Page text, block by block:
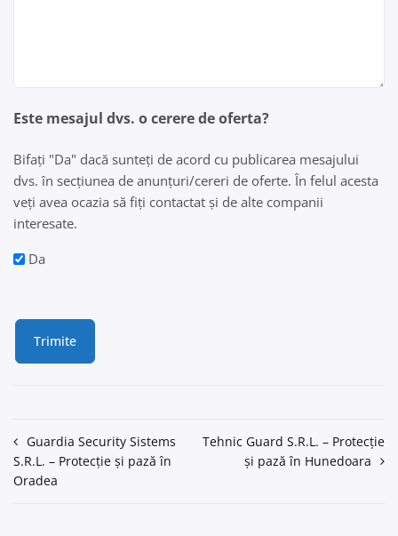
Este mesajul dvs. o cerere de oferta?
Bifați "Da" dacă sunteți de acord cu publicarea mesajului
dvs. în secțiunea de anunțuri/cereri de oferte. În felul acesta
veți avea ocazia să fiți contactat și de alte companii
interesate.
Da
Navigare
în
Guardia Security Sistems
S.R.L. – Protecție și pază în
Oradea
Tehnic Guard S.R.L. – Protecție
și pază în Hunedoara